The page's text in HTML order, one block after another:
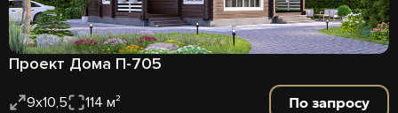
Проект Дома П-705
9х10,5 114 м² По запросу